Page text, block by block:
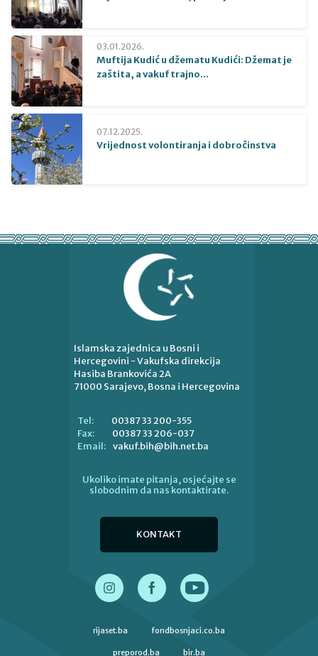
03.01.2026.
Muftija Kudić u džematu Kudići: Džemat je
zaštita, a vakuf trajno...
07.12.2025.
Vrijednost volontiranja i dobročinstva
Islamska zajednica u Bosni i
Hercegovini - Vakufska direkcija
Hasiba Brankovića 2A
71000 Sarajevo, Bosna i Hercegovina
Tel:
00387 33 200-355
Fax:
00387 33 206-037
Email: vakuf.bih@bih.net.ba
Ukoliko imate pitanja, osjećajte se
slobodnim da nas kontaktirate.
KONTAKT
rijaset.ba fondbosnjaci.co.ba
preporod.ba bir.ba